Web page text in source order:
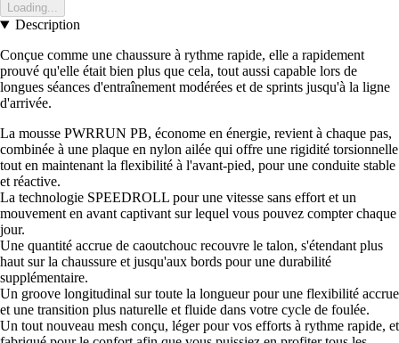
Loading...
Description
Conçue comme une chaussure à rythme rapide, elle a rapidement
prouvé qu'elle était bien plus que cela, tout aussi capable lors de
longues séances d'entraînement modérées et de sprints jusqu'à la ligne
d'arrivée.
La mousse PWRRUN PB, économe en énergie, revient à chaque pas,
combinée à une plaque en nylon ailée qui offre une rigidité torsionnelle
tout en maintenant la flexibilité à l'avant-pied, pour une conduite stable
et réactive.
La technologie SPEEDROLL pour une vitesse sans effort et un
mouvement en avant captivant sur lequel vous pouvez compter chaque
jour.
Une quantité accrue de caoutchouc recouvre le talon, s'étendant plus
haut sur la chaussure et jusqu'aux bords pour une durabilité
supplémentaire.
Un groove longitudinal sur toute la longueur pour une flexibilité accrue
et une transition plus naturelle et fluide dans votre cycle de foulée.
Un tout nouveau mesh conçu, léger pour vos efforts à rythme rapide, et